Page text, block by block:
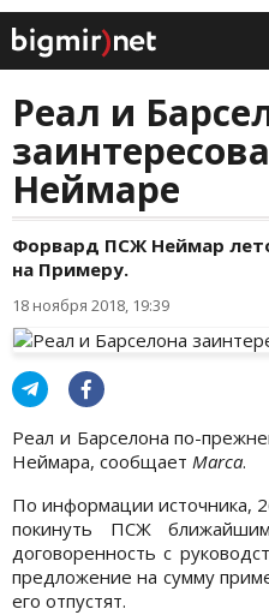
Реал и
Неймаре
Форвард ПСЖ Неймар
на Примеру.
18 ноября 2018, 19:39
Реал и Барселона по-
Неймара, сообщает Marca.
По информации источника,
покинуть ПСЖ
договоренность с
предложение на сумму
его отпустят.